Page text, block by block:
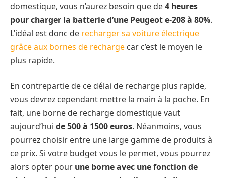
domestique, vous n’aurez besoin que de4 heures
pour charger la batterie d’une Peugeot e-208 à 80%.
L’idéal est donc de recharger sa voiture électrique
grâce aux bornes de recharge car c’est le moyen le
plus rapide.
En contrepartie de ce délai de recharge plus rapide,
vous devrez cependant mettre la main à la poche. En
fait, une borne de recharge domestique vaut
aujourd’hui de 500 à 1500 euros. Néanmoins, vous
pourrez choisir entre une large gamme de produits à
ce prix. Si votre budget vous le permet, vous pourrez
alors opter pour une borne avec une fonction de